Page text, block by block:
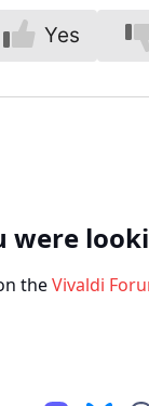
Yes
were
theVivaldi